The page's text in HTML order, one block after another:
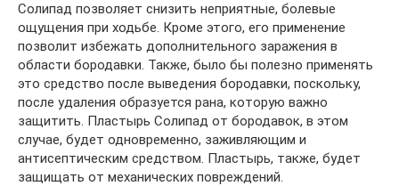
Солипад позволяет снизить неприятные, болевые
ощущения при ходьбе. Кроме этого, его применение
позволит избежать дополнительного заражения в
области бородавки. Также, было бы полезно применять
это средство после выведения бородавки, поскольку,
после удаления образуется рана, которую важно
защитить. Пластырь Солипад от бородавок, в этом
случае, будет одновременно, заживляющим и
антисептическим средством. Пластырь, также, будет
защищать от механических повреждений.